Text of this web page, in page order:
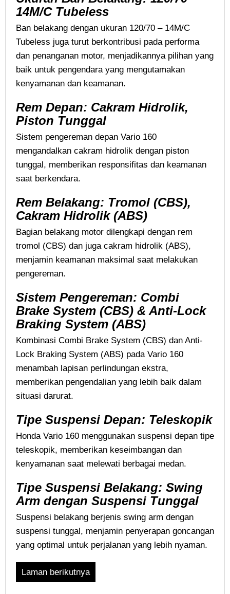
14M/C Tubeless
Ban belakang dengan ukuran 120/70 – 14M/C
Tubeless juga turut berkontribusi pada performa
dan penanganan motor, menjadikannya pilihan yang
baik untuk pengendara yang mengutamakan
kenyamanan dan keamanan.
Rem Depan: Cakram Hidrolik,
Piston Tunggal
Sistem pengereman depan Vario 160
mengandalkan cakram hidrolik dengan piston
tunggal, memberikan responsifitas dan keamanan
saat berkendara.
Rem Belakang: Tromol (CBS),
Cakram Hidrolik (ABS)
Bagian belakang motor dilengkapi dengan rem
tromol (CBS) dan juga cakram hidrolik (ABS),
menjamin keamanan maksimal saat melakukan
pengereman.
Sistem Pengereman: Combi
Brake System (CBS) & Anti-Lock
Braking System (ABS)
Kombinasi Combi Brake System (CBS) dan Anti-
Lock Braking System (ABS) pada Vario 160
menambah lapisan perlindungan ekstra,
memberikan pengendalian yang lebih baik dalam
situasi darurat.
Tipe Suspensi Depan: Teleskopik
Honda Vario 160 menggunakan suspensi depan tipe
teleskopik, memberikan keseimbangan dan
kenyamanan saat melewati berbagai medan.
Tipe Suspensi Belakang: Swing
Arm dengan Suspensi Tunggal
Suspensi belakang berjenis swing arm dengan
suspensi tunggal, menjamin penyerapan goncangan
yang optimal untuk perjalanan yang lebih nyaman.
Laman berikutnya